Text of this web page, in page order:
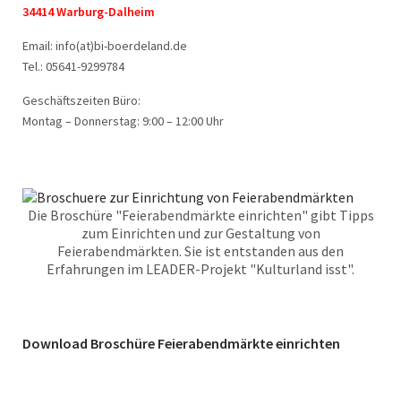
34414 Warburg-Dalheim
Email: info(at)bi-boerdeland.de
Tel.: 05641-9299784
Geschäftszeiten Büro:
Montag – Donnerstag: 9:00 – 12:00 Uhr
Die Broschüre "Feierabendmärkte einrichten" gibt Tipps
zum Einrichten und zur Gestaltung von
Feierabendmärkten. Sie ist entstanden aus den
Erfahrungen im LEADER-Projekt "Kulturland isst".
Download Broschüre Feierabendmärkte einrichten